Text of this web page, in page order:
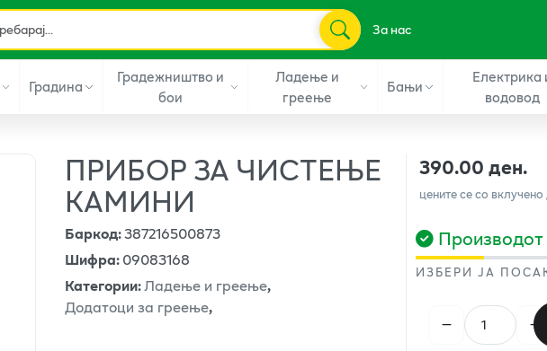
За нас
Градина
Градежништво и
бои
Ладење и
греење
Бањи
Електрика
водовод
ПРИБОР ЗА ЧИСТЕЊЕ
КАМИНИ
Баркод:387216500873
Шифра:09083168
Категории:Ладење и греење,
Додатоци за греење,
390.00 ден.
цените се со
ИЗБЕРИ ЈА